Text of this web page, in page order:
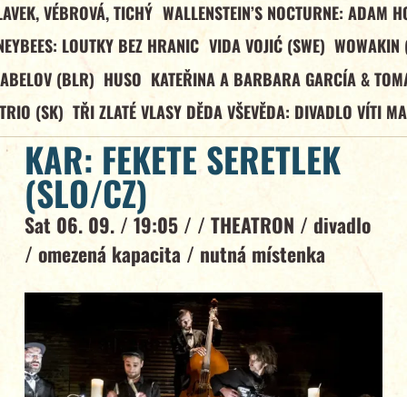
VÉBROVÁ, TICHÝ WALLENSTEIN’S NOCTURNE: ADAM
LOUTKY BEZ HRANIC VIDA VOJIĆ (SWE) WOWAKIN
(BLR) HUSO KATEŘINA A BARBARA GARCÍA &
(SK) TŘI ZLATÉ VLASY DĚDA VŠEVĚDA: DIVADLO VÍTI
KAR: FEKETE SERETLEK
(SLO/CZ)
Sat 06. 09. / 19:05 / / THEATRON / divadlo
/ omezená kapacita / nutná místenka